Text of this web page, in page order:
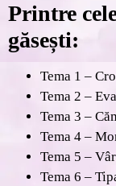
Printre
găsești:
Tema 1 –
Tema 2 –
Tema 3 –
Tema 4 –
Tema 5 –
Tema 6 –